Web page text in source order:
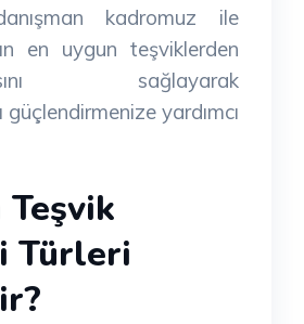
kadromuz ile
en uygun teşviklerden
sağlayarak
güçlendirmenize yardımcı
Teşvik
Türleri